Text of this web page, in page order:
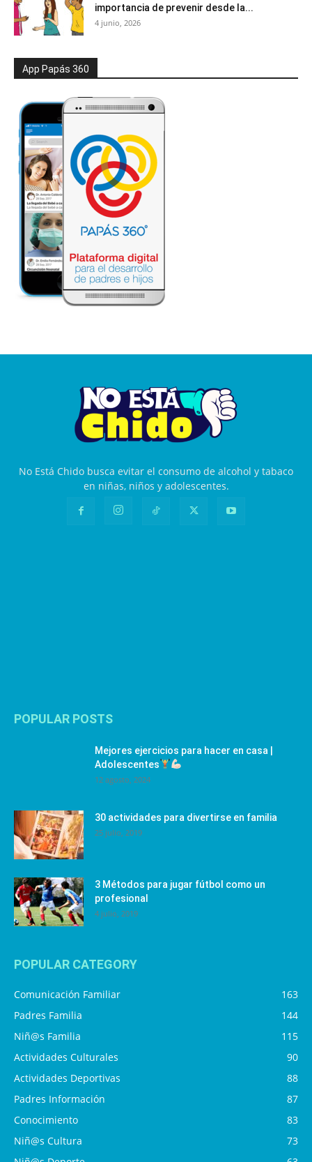
importancia de prevenir desde la...
4 junio, 2026
App Papás 360
No Está Chido busca evitar el consumo de alcohol y tabaco
en niñas, niños y adolescentes.
POPULAR POSTS
Mejores ejercicios para hacer en casa |
Adolescentes
12 agosto, 2024
30 actividades para divertirse en familia
25 julio, 2019
3 Métodos para jugar fútbol como un
profesional
4 julio, 2019
POPULAR CATEGORY
Comunicación Familiar
163
Padres Familia
144
Niñ@s Familia
115
Actividades Culturales
90
Actividades Deportivas
88
Padres Información
87
Conocimiento
83
Niñ@s Cultura
73